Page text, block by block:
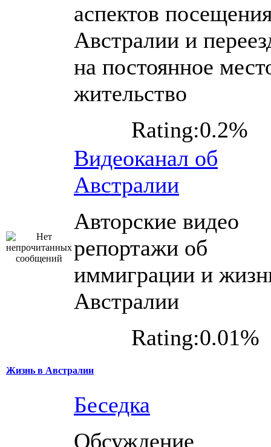
аспектов
Австралии и
на постоянное
жительство
Rating:0.2%
Видеоканал об
Австралии
Авторские видео
репортажи об
иммиграции и
Австралии
Rating:0.01%
Жизнь в Австралии
Беседка
Обсуждение